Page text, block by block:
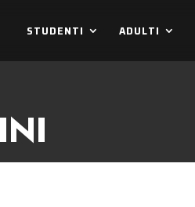
STUDENTI ADULTI